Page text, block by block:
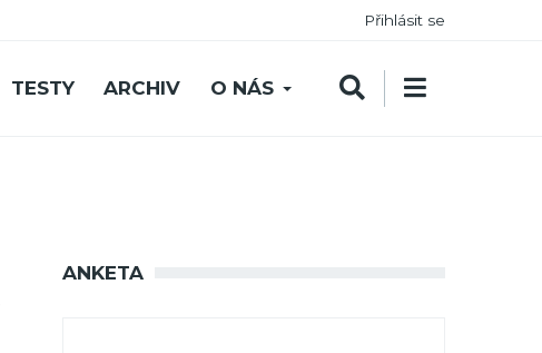
Přihlásit se
TESTY ARCHIV O NÁS
ANKETA